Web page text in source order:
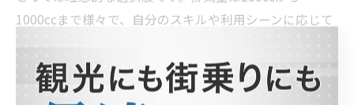
1000ccまで様々で、自分のスキルや利用シーンに応じて
このように、バイクの利用シーンや目的に応じて最適な
バイクを選ぶことで、より快適で楽しいライディング体